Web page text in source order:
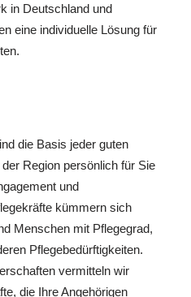
in Deutschland und
eine individuelle Lösung für
die Basis jeder guten
Region persönlich für Sie
und
kümmern sich
Menschen mit Pflegegrad,
Pflegebedürftigkeiten.
vermitteln wir
die Ihre Angehörigen